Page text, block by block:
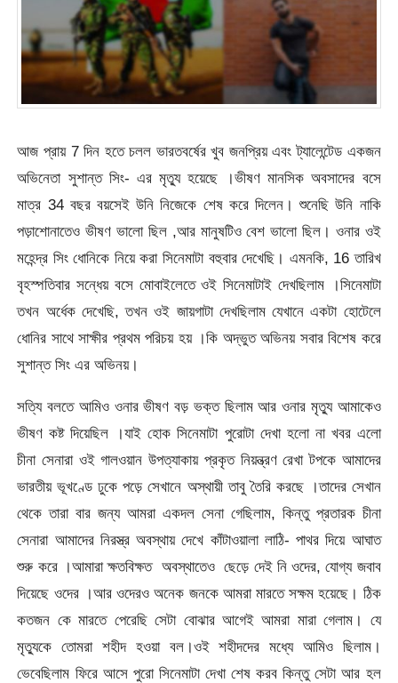
আজ প্রায় 7 দিন হতে চলল ভারতবর্ষের খুব জনপ্রিয় এবং ট্যালেন্টেড একজন
অভিনেতা সুশান্ত সিং- এর মৃত্যু হয়েছে ।ভীষণ মানসিক অবসাদের বসে
মাত্র 34 বছর বয়সেই উনি নিজেকে শেষ করে দিলেন। শুনেছি উনি নাকি
পড়াশোনাতেও ভীষণ ভালো ছিল ,আর মানুষটিও বেশ ভালো ছিল। ওনার ওই
মহেন্দ্র সিং ধোনিকে নিয়ে করা সিনেমাটা বহুবার দেখেছি। এমনকি, 16 তারিখ
বৃহস্পতিবার সন্ধেয় বসে মোবাইলেতে ওই সিনেমাটাই দেখছিলাম ।সিনেমাটা
তখন অর্ধেক দেখেছি, তখন ওই জায়গাটা দেখছিলাম যেখানে একটা হোটেলে
ধোনির সাথে সাক্ষীর প্রথম পরিচয় হয় ।কি অদ্ভুত অভিনয় সবার বিশেষ করে
সুশান্ত সিং এর অভিনয়।
সত্যি বলতে আমিও ওনার ভীষণ বড় ভক্ত ছিলাম আর ওনার মৃত্যু আমাকেও
ভীষণ কষ্ট দিয়েছিল ।যাই হোক সিনেমাটা পুরোটা দেখা হলো না খবর এলো
চীনা সেনারা ওই গালওয়ান উপত্যাকায় প্রকৃত নিয়ন্ত্রণ রেখা টপকে আমাদের
ভারতীয় ভূখণ্ডে ঢুকে পড়ে সেখানে অস্থায়ী তাবু তৈরি করছে ।তাদের সেখান
থেকে তারা বার জন্য আমরা একদল সেনা গেছিলাম, কিন্তু প্রতারক চীনা
সেনারা আমাদের নিরস্ত্র অবস্থায় দেখে কাঁটাওয়ালা লাঠি- পাথর দিয়ে আঘাত
শুরু করে ।আমারা ক্ষতবিক্ষত অবস্থাতেও ছেড়ে দেই নি ওদের, যোগ্য জবাব
দিয়েছে ওদের ।আর ওদেরও অনেক জনকে আমরা মারতে সক্ষম হয়েছে। ঠিক
কতজন কে মারতে পেরেছি সেটা বোঝার আগেই আমরা মারা গেলাম। যে
মৃত্যুকে তোমরা শহীদ হওয়া বল।ওই শহীদদের মধ্যে আমিও ছিলাম।
ভেবেছিলাম ফিরে আসে পুরো সিনেমাটা দেখা শেষ করব কিন্তু সেটা আর হল